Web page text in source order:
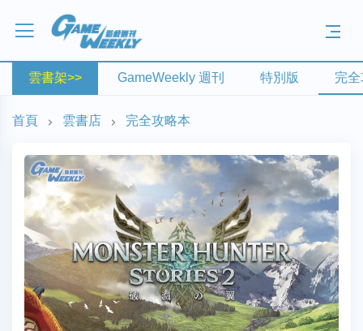
雲書架>> GameWeekly 週刊 特別版 完
首頁 雲書店 完全攻略本